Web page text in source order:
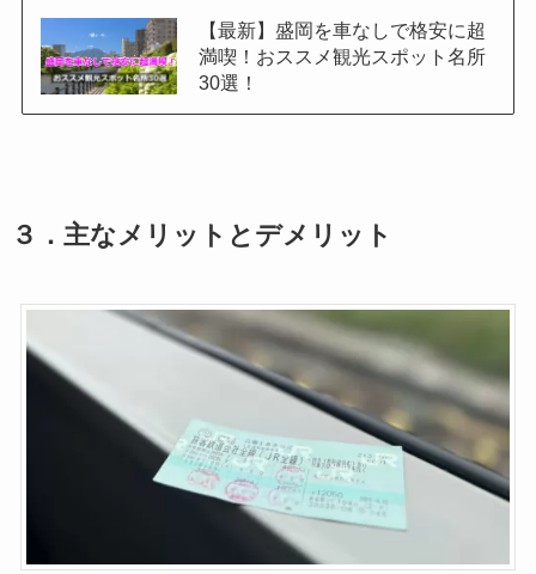
【最新】盛岡を車なしで格安に超
満喫！おススメ観光スポット名所
30選！
３．主なメリットとデメリット